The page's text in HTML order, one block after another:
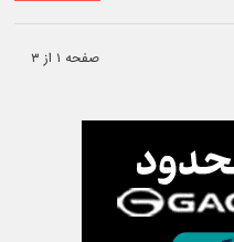
صفحه ۱ از ۳